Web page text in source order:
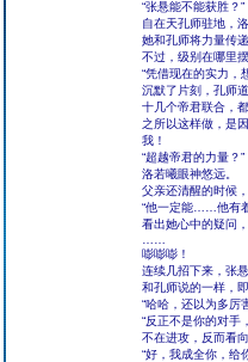
“张悬能不能获胜？”
自在天孔师驻地，
她和孔师将力量传
不过，级别在哪里
“凭借现在的实力
沉默了片刻，孔师
十几个帝君联合，
之所以这样做，是
我！
“超越帝君的力量？”
洛若曦眼神悠远。
父亲还清醒的时候
“他一定能……他有
看出她心中的疑问
嘭嘭嘭！
连续几招下来，张
和孔师说的一样，
“哈哈，还以为多厉
“反正不是你的对
不在进攻，反而看
“好，我成全你，